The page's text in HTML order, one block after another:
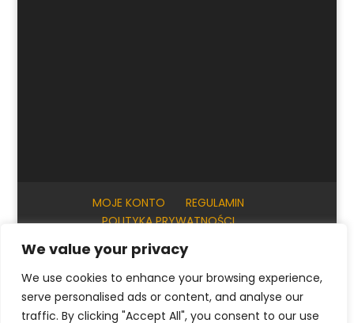
We value your privacy
We use cookies to enhance your browsing experience,
serve personalised ads or content, and analyse our
traffic. By clicking "Accept All", you consent to our use
MOJE KONTO
REGULAMIN
POLITYKA PRYWATNOŚCI
INFORMACJE PRAKTYCZNE
© ArtKrak Auction House 2023